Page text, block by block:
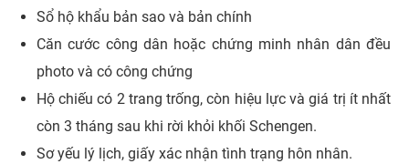
Sổ hộ khẩu bản sao và bản chính
Căn cước công dân hoặc chứng minh nhân dân đều
photo và có công chứng
Hộ chiếu có 2 trang trống, còn hiệu lực và giá trị ít nhất
còn 3 tháng sau khi rời khỏi khối Schengen.
Sơ yếu lý lịch, giấy xác nhận tình trạng hôn nhân.